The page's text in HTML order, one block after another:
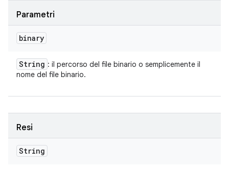
Parametri
binary
String : il percorso del file binario o semplicemente il
nome del file binario.
Resi
String